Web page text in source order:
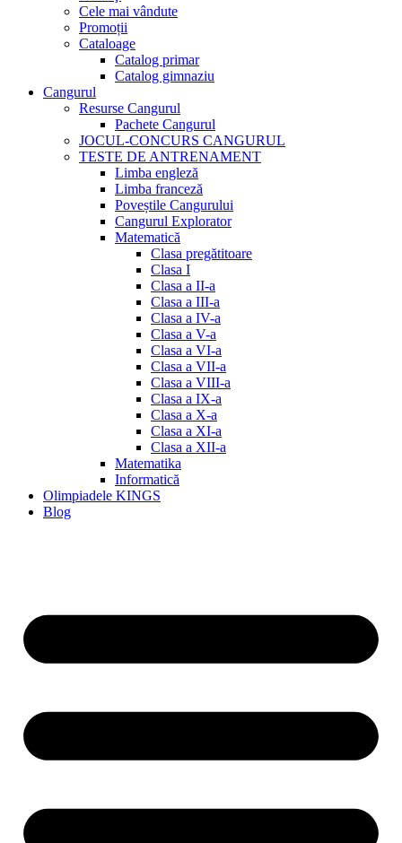
Cele mai vândute
Promoții
Cataloage
Catalog primar
Catalog gimnaziu
Cangurul
Resurse Cangurul
Pachete Cangurul
JOCUL-CONCURS CANGURUL
TESTE DE ANTRENAMENT
Limba engleză
Limba franceză
Poveștile Cangurului
Cangurul Explorator
Matematică
Clasa pregătitoare
Clasa I
Clasa a II-a
Clasa a III-a
Clasa a IV-a
Clasa a V-a
Clasa a VI-a
Clasa a VII-a
Clasa a VIII-a
Clasa a IX-a
Clasa a X-a
Clasa a XI-a
Clasa a XII-a
Matematika
Informatică
Olimpiadele KINGS
Blog